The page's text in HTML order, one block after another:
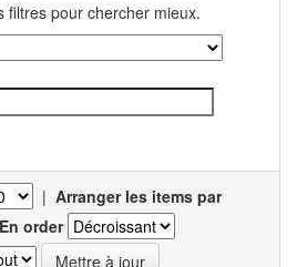
filtres pour chercher mieux.
| Arranger les items par
En order